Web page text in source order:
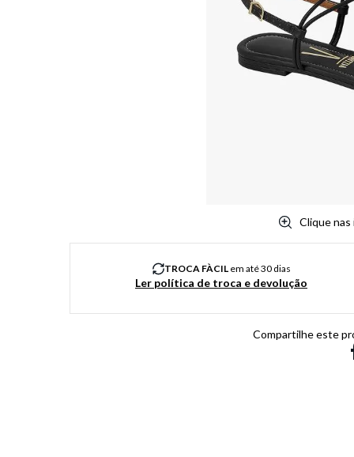
Clique nas
TROCA FÀCILem até 30 dias
Ler política de troca e devolução
Compartilhe este